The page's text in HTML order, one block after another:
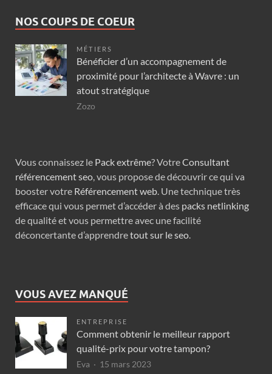
NOS COUPS DE COEUR
MÉTIERS
Bénéficier d’un accompagnement de
proximité pour l’architecte à Wavre : un
atout stratégique
Zozo
Vous connaissez le Pack extrême? VotreConsultant
référencement seo, vous propose de découvrir ce qui va
booster votre Référencement web. Une technique très
efficace qui vous permet d’accéder à des packs netlinking
de qualité et vous permettre avec une facilité
déconcertante d’apprendretout sur le seo.
VOUS AVEZ MANQUÉ
ENTREPRISE
Comment obtenir le meilleur rapport
qualité-prix pour votre tampon?
Eva
15 mars 2023